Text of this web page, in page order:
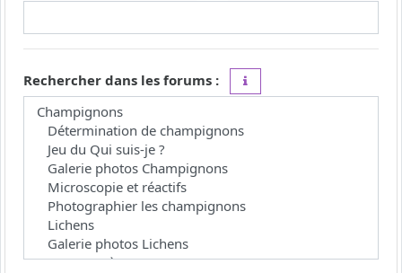
Rechercher dans les forums :